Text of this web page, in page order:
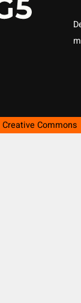
Creative Commons